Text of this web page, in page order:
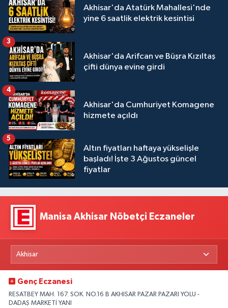
Akhisar'da Atatürk Mahallesi'nde
yine 6 saatlik elektrik kesintisi
Akhisar'da Arifcan ve Büşra Kızıltaş
çifti dünya evine girdi
3
Akhisar'da Cumhuriyet Komagene
hizmete açıldı
4
Altın fiyatları haftaya yükselişle
başladı! İşte 3 Ağustos güncel
fiyatlar
5
Manisa Akhisar Nöbetçi Eczaneler
Genç Eczanesi
RESATBEY MAH. 167. SOK. NO.16 B AKHISAR PAZAR PAZARI YOLU -
DADAŞ MARKETİ YANI